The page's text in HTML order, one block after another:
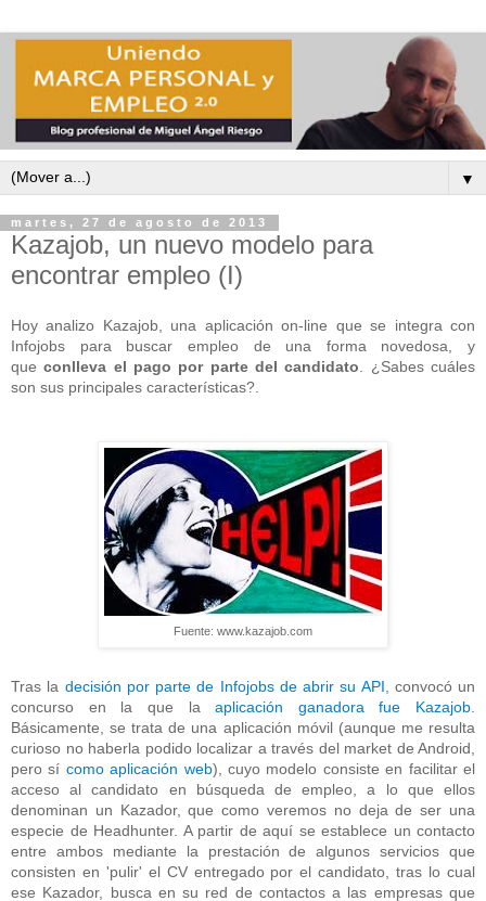
▼
martes, 27 de agosto de 2013
Kazajob, un nuevo modelo para
encontrar empleo (I)
Hoy analizo Kazajob, una aplicación on-line que se integra con
Infojobs para buscar empleo de una forma novedosa, y
queconlleva el pago por parte del candidato. ¿Sabes cuáles
son sus principales características?.
Fuente: www.kazajob.com
Tras la decisión por parte de Infojobs de abrir su API, convocó un
concurso en la que laaplicación ganadora fue Kazajob.
Básicamente, se trata de una aplicación móvil (aunque me resulta
curioso no haberla podido localizar a través del market de Android,
pero sí como aplicación web), cuyo modelo consiste en facilitar el
acceso al candidato en búsqueda de empleo, a lo que ellos
denominan un Kazador, que como veremos no deja de ser una
especie de Headhunter. A partir de aquí se establece un contacto
entre ambos mediante la prestación de algunos servicios que
consisten en 'pulir' el CV entregado por el candidato, tras lo cual
ese Kazador, busca en su red de contactos a las empresas que